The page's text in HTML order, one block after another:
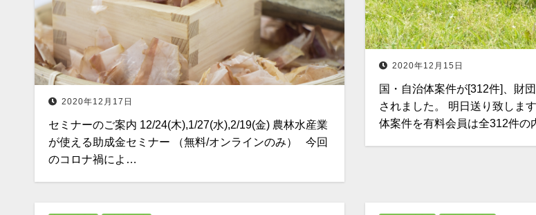
2020年12月17日
セミナーのご案内 12/24(木),1/27(水),2/19(金) 農林水産業
が使える助成金セミナー （無料/オンラインのみ） 今回
のコロナ禍によ…
2020年12月15日
国・自治体案件が[312件]、財
されました。 明日送り致しま
体案件を有料会員は全312件